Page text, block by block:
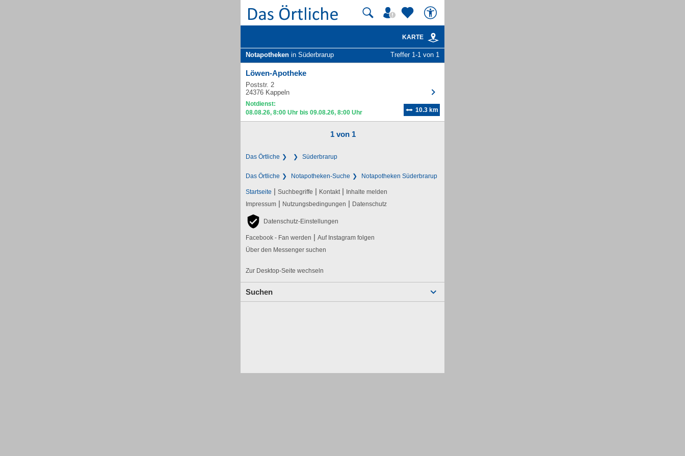
KARTE
Notapotheken in Süderbrarup Treffer 1-1 von 1
Löwen-Apotheke
Poststr. 2
24376 Kappeln
Notdienst:
08.08.26, 8:00 Uhr bis 09.08.26, 8:00 Uhr
10.3 km
1 von 1
Das Örtliche Süderbrarup
Das Örtliche Notapotheken-Suche Notapotheken Süderbrarup
Startseite | Suchbegriffe | Kontakt | Inhalte melden
Impressum | Nutzungsbedingungen | Datenschutz
Datenschutz-Einstellungen
Facebook - Fan werden | Auf Instagram folgen
Über den Messenger suchen
Zur Desktop-Seite wechseln
Suchen